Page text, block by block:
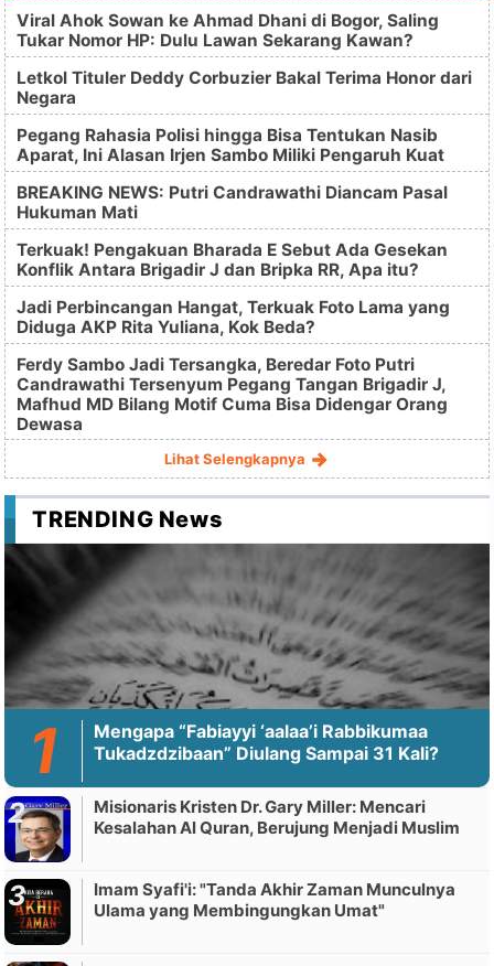
Viral Ahok Sowan ke Ahmad Dhani di Bogor, Saling
Tukar Nomor HP: Dulu Lawan Sekarang Kawan?
Letkol Tituler Deddy Corbuzier Bakal Terima Honor dari
Negara
Pegang Rahasia Polisi hingga Bisa Tentukan Nasib
Aparat, Ini Alasan Irjen Sambo Miliki Pengaruh Kuat
BREAKING NEWS: Putri Candrawathi Diancam Pasal
Hukuman Mati
Terkuak! Pengakuan Bharada E Sebut Ada Gesekan
Konflik Antara Brigadir J dan Bripka RR, Apa itu?
Jadi Perbincangan Hangat, Terkuak Foto Lama yang
Diduga AKP Rita Yuliana, Kok Beda?
Ferdy Sambo Jadi Tersangka, Beredar Foto Putri
Candrawathi Tersenyum Pegang Tangan Brigadir J,
Mafhud MD Bilang Motif Cuma Bisa Didengar Orang
Dewasa
Lihat Selengkapnya
TRENDING News
Mengapa “Fabiayyi ‘aalaa’i Rabbikumaa
Tukadzdzibaan” Diulang Sampai 31 Kali?
Misionaris Kristen Dr. Gary Miller: Mencari
Kesalahan Al Quran, Berujung Menjadi Muslim
Imam Syafi'i: "Tanda Akhir Zaman Munculnya
Ulama yang Membingungkan Umat"